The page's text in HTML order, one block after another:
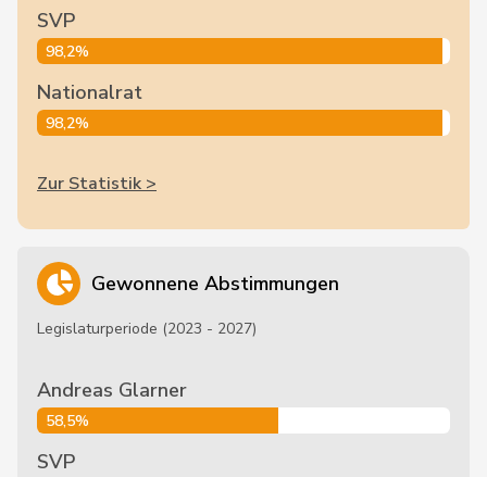
SVP
98,2%
Nationalrat
98,2%
Zur Statistik >
Gewonnene Abstimmungen
Legislaturperiode (2023 - 2027)
Andreas Glarner
58,5%
SVP